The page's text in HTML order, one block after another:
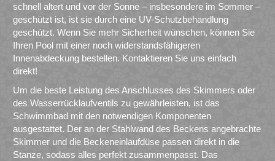
schnell altert und vor der Sonne – insbesondere im Sommer –
geschützt ist, ist sie durch eine UV-Schutzbehandlung
geschützt. Wenn Sie mehr Sicherheit wünschen, können Sie
Ihren Pool mit einer noch widerstandsfähigeren
Innenabdeckung bestellen. Kontaktieren Sie uns einfach
direkt!
Um die beste Leistung des Anschlusses des Skimmers oder
des Wasserrücklaufventils zu gewährleisten, ist das
Schwimmbad mit den notwendigen Komponenten
ausgestattet. Der an der Stahlwand des Beckens angebrachte
Skimmer und die Beckeneinlaufdüse passen direkt in die
Stanze, sodass alles perfekt zusammenpasst. Das